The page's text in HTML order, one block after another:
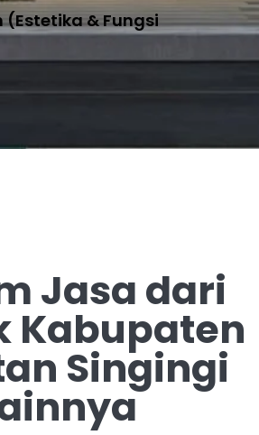
(Estetika & Fungsi
Jasa dari
Kabupaten
Singingi